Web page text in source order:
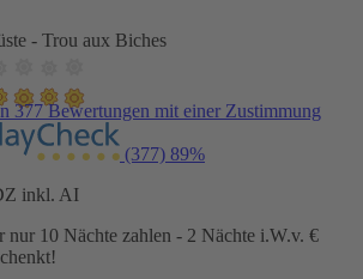
- Trou aux Biches
377 Bewertungen mit einer Zustimmung
(377) 89%
inkl. AI
nur 10 Nächte zahlen - 2 Nächte i.W.v. €